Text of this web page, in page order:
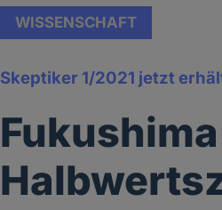
WISSENSCHAFT
Skeptiker 1/2021 jetzt